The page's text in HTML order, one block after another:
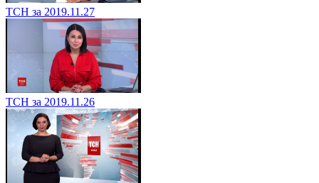
ТСН за 2019.11.27
ТСН за 2019.11.26